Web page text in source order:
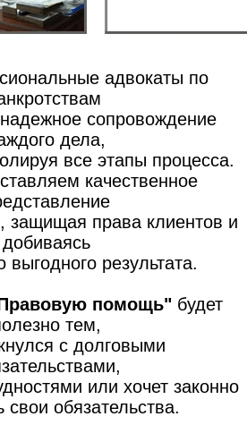
адвокаты по
сопровождение
дела,
все этапы процесса.
качественное
защищая права клиентов и
добиваясь
результата.
помощь" будет
тем,
с долговыми
или хочет законно
обязательства.